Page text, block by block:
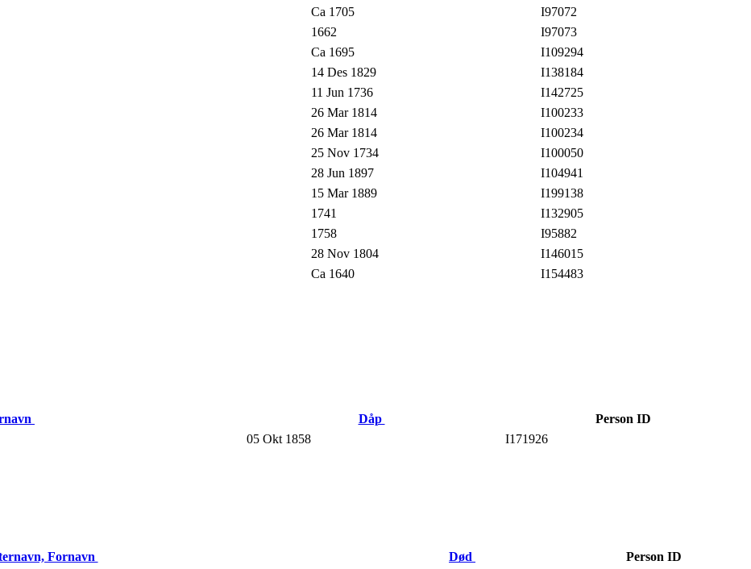
Ca 1705
I97072
1662
I97073
Ca 1695
I109294
14 Des 1829
I138184
11 Jun 1736
I142725
26 Mar 1814
I100233
26 Mar 1814
I100234
25 Nov 1734
I100050
28 Jun 1897
I104941
15 Mar 1889
I199138
1741
I132905
1758
I95882
28 Nov 1804
I146015
Ca 1640 I154483
Dåp
Person ID
05 Okt 1858 I171926
Fornavn Død
Person ID